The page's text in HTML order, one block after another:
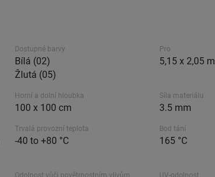
Dostupné barvy
Bílá (02)
Žlutá (05)
Pro
5,15 x 2,05 m
Horní a dolní hloubka
100 x 100 cm
Síla materiálu
3.5 mm
Trvalá provozní teplota
-40 to +80 °C
Bod tání
165 °C
Odolnost vůči povětrnostním vlivům UV-odolnost